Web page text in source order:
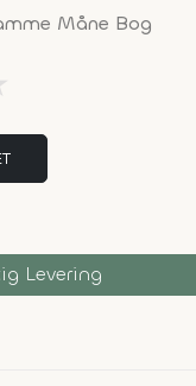
Måne Bog
Levering